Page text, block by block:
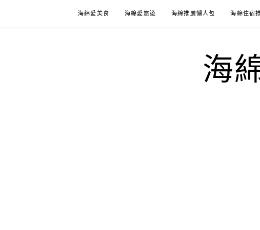
海綿愛美食 海綿愛旅遊 海綿推薦懶人包 海綿住宿
海